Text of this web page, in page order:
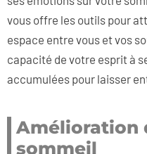
vous offre les outils pour
espace entre vous et vos
capacité de votre esprit à
accumulées pour laisser
Amélioration
sommeil